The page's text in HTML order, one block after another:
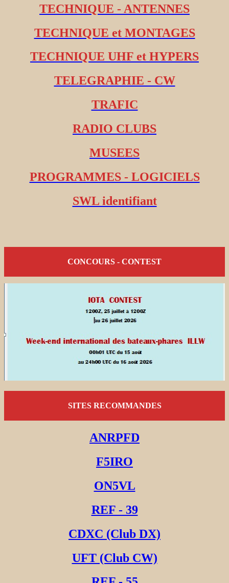
TECHNIQUE - ANTENNES
TECHNIQUE et MONTAGES
TECHNIQUE UHF et HYPERS
TELEGRAPHIE - CW
TRAFIC
RADIO CLUBS
MUSEES
PROGRAMMES - LOGICIELS
SWL identifiant
CONCOURS - CONTEST
SITES RECOMMANDES
ANRPFD
F5IRO
ON5VL
REF - 39
CDXC (Club DX)
UFT (Club CW)